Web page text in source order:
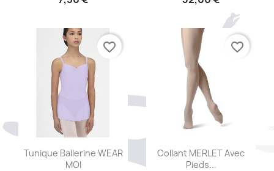
Aperçu rapide
Tunique Ballerine WEAR
MOI
favorite_border
Aperçu rapide
Collant MERLET Avec
Pieds...
favorite_border